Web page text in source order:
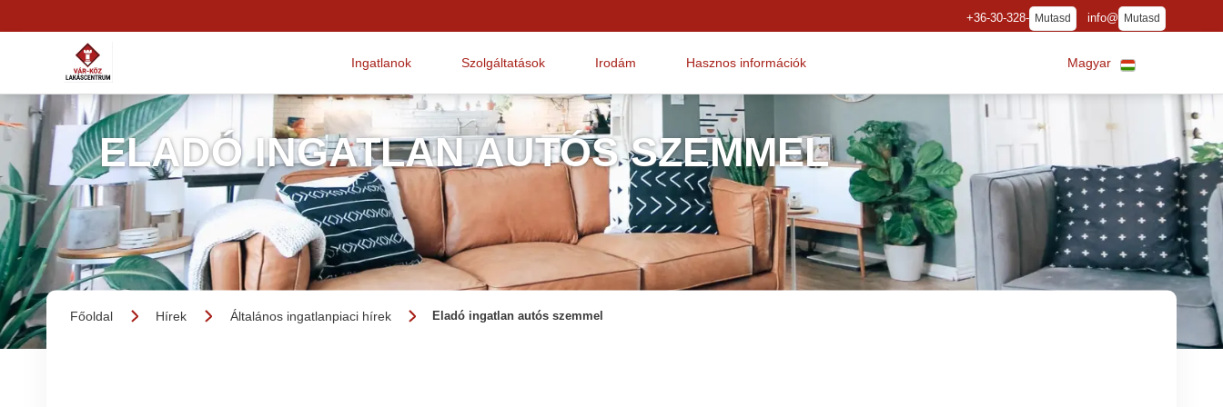
+36-30-328- Mutasd info@ Mutasd
Ingatlanok Szolgáltatások Irodám Hasznos információk Magyar
ELADÓ INGATLAN AUTÓS SZEMMEL
Főoldal Hírek Általános ingatlanpiaci hírek Eladó ingatlan autós szemmel